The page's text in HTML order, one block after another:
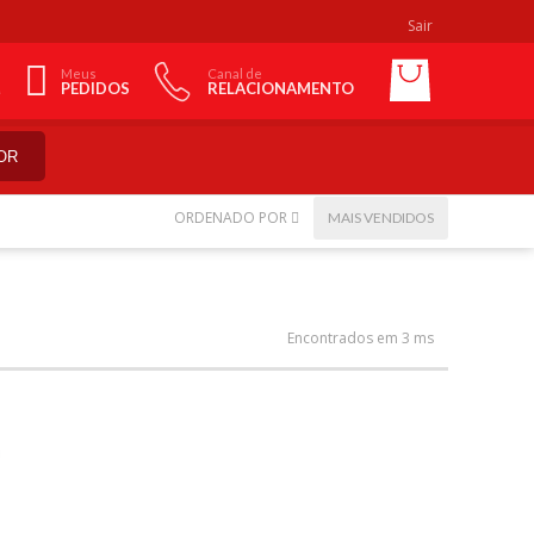
Sair
Meus
PEDIDOS
Canal de
RELACIONAMENTO
ORDENADO POR MAIS VENDIDOS
Encontrados em 3 ms